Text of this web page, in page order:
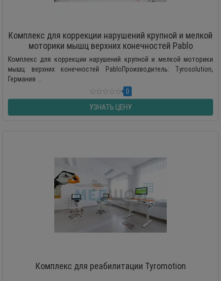
Комплекс для коррекции нарушений крупной и мелкой
моторики мышц верхних конечностей Pablo
Комплекс для коррекции нарушений крупной и мелкой моторики
мышц верхних конечностей PabloПроизводитель: Tyrosolution,
Германия ..
0
УЗНАТЬ ЦЕНУ
Комплекс для реабилитации Tyromotion